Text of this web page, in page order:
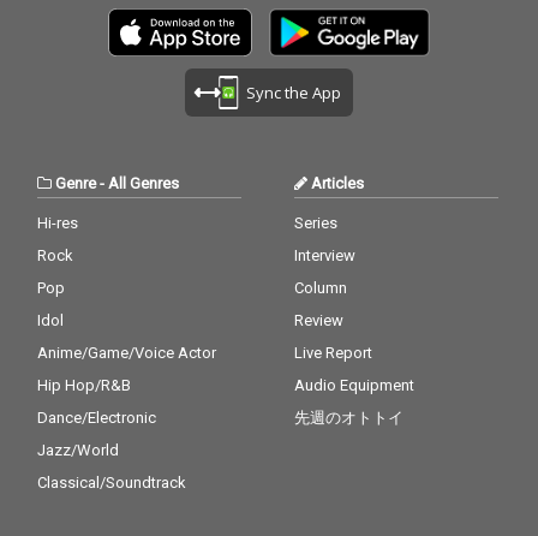
Sync the App
Genre- All Genres
Hi-res
Rock
Pop
Idol
Anime/Game/Voice Actor
Hip Hop/R&B
Dance/Electronic
Jazz/World
Classical/Soundtrack
Articles
Series
Interview
Column
Review
Live Report
Audio Equipment
先週のオトトイ